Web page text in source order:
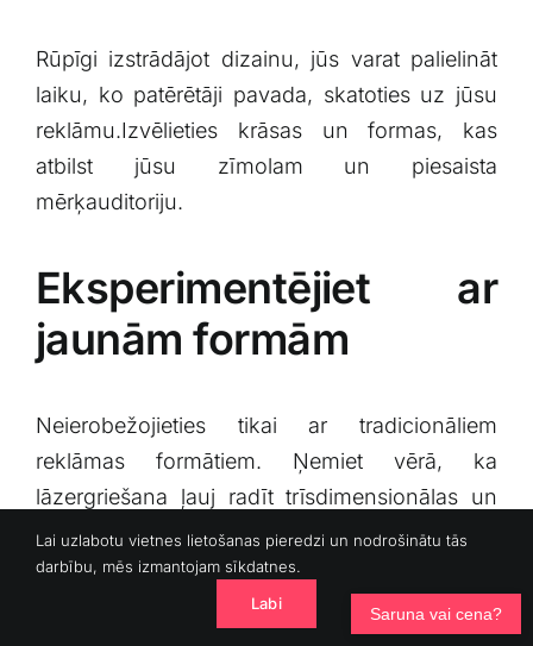
Rūpīgi izstrādājot​ dizainu, jūs varat palielināt‌
laiku, ko patērētāji pavada, skatoties uz jūsu‌
reklāmu.Izvēlieties krāsas un formas, kas
atbilst jūsu zīmolam un‍ piesaista
⁤mērķauditoriju.
Eksperimentējiet ar
jaunām formām
Neierobežojieties​ tikai ar tradicionāliem
reklāmas formātiem. Ņemiet vērā,⁣ ka
lāzergriešana ļauj radīt trīsdimensionālas⁣ un
unikālas formas, kas ⁣var padarīt jūsu reklāmu
neaizmirstamu.
Lai uzlabotu vietnes lietošanas pieredzi un nodrošinātu tās
darbību, mēs izmantojam sīkdatnes.
Labi
Saruna vai cena?